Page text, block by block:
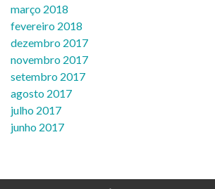
março 2018
fevereiro 2018
dezembro 2017
novembro 2017
setembro 2017
agosto 2017
julho 2017
junho 2017